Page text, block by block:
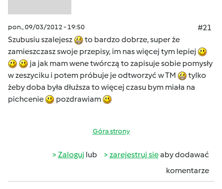
pon., 09/03/2012 - 19:50
#21
Szubusiu szalejesz
to bardzo dobrze, super że
zamieszczasz swoje przepisy, im nas więcej tym lepiej
ja jak mam wene twórczą to zapisuje sobie pomysły
w zeszyciku i potem próbuje je odtworzyć w TM
tylko
żeby doba była dłuższa to więcej czasu bym miała na
pichcenie
pozdrawiam
Góra strony
Zaloguj lub zarejestruj sięaby dodawać
komentarze